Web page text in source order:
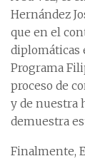
Hernández
que en el
diplomáticas
Programa
proceso de
y de nuestra
demuestra
Finalmente,